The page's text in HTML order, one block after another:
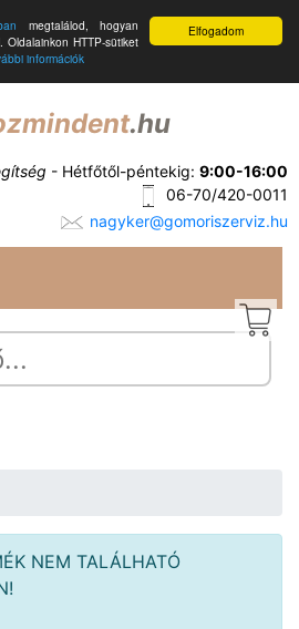
Elfogadom
megtalálod, hogyan
HTTP-sütiket
információk
.hu
- Hétfőtől-péntekig: 9:00-16:00
06-70/420-0011
nagyker@gomoriszerviz.hu
NEM TALÁLHATÓ